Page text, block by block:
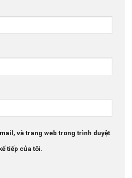
và trang web trong trình duyệt
tiếp của tôi.